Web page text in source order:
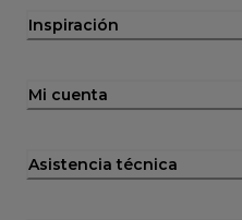
Inspiración
Mi cuenta
Asistencia técnica